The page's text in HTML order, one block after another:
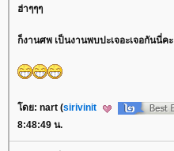
ฮ่าๆๆๆ
ก็งานศพ เป็นงานพบปะเจอะเจอกันนี่คะ
ดย: nart (sirivinit
8:48:49 น.